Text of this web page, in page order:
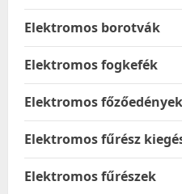
Elektromos borotvák
Elektromos fogkefék
Elektromos főzőedények
Elektromos fűrész
Elektromos fűrészek